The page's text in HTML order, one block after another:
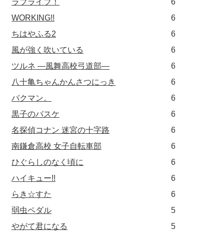
ラブライブ！
6
WORKING!!
6
ちはやふる2
6
風が強く吹いている
6
ツルネ ―風舞高校弓道部―
6
八十亀ちゃんかんさつにっき
6
バクマン。
6
黒子のバスケ
6
名探偵コナン 迷宮の十字路
6
南鎌倉高校 女子自転車部
6
ひぐらしのなく頃に
6
ハイキュー!!
6
らき☆すた
6
弱虫ペダル
5
やがて君になる
5